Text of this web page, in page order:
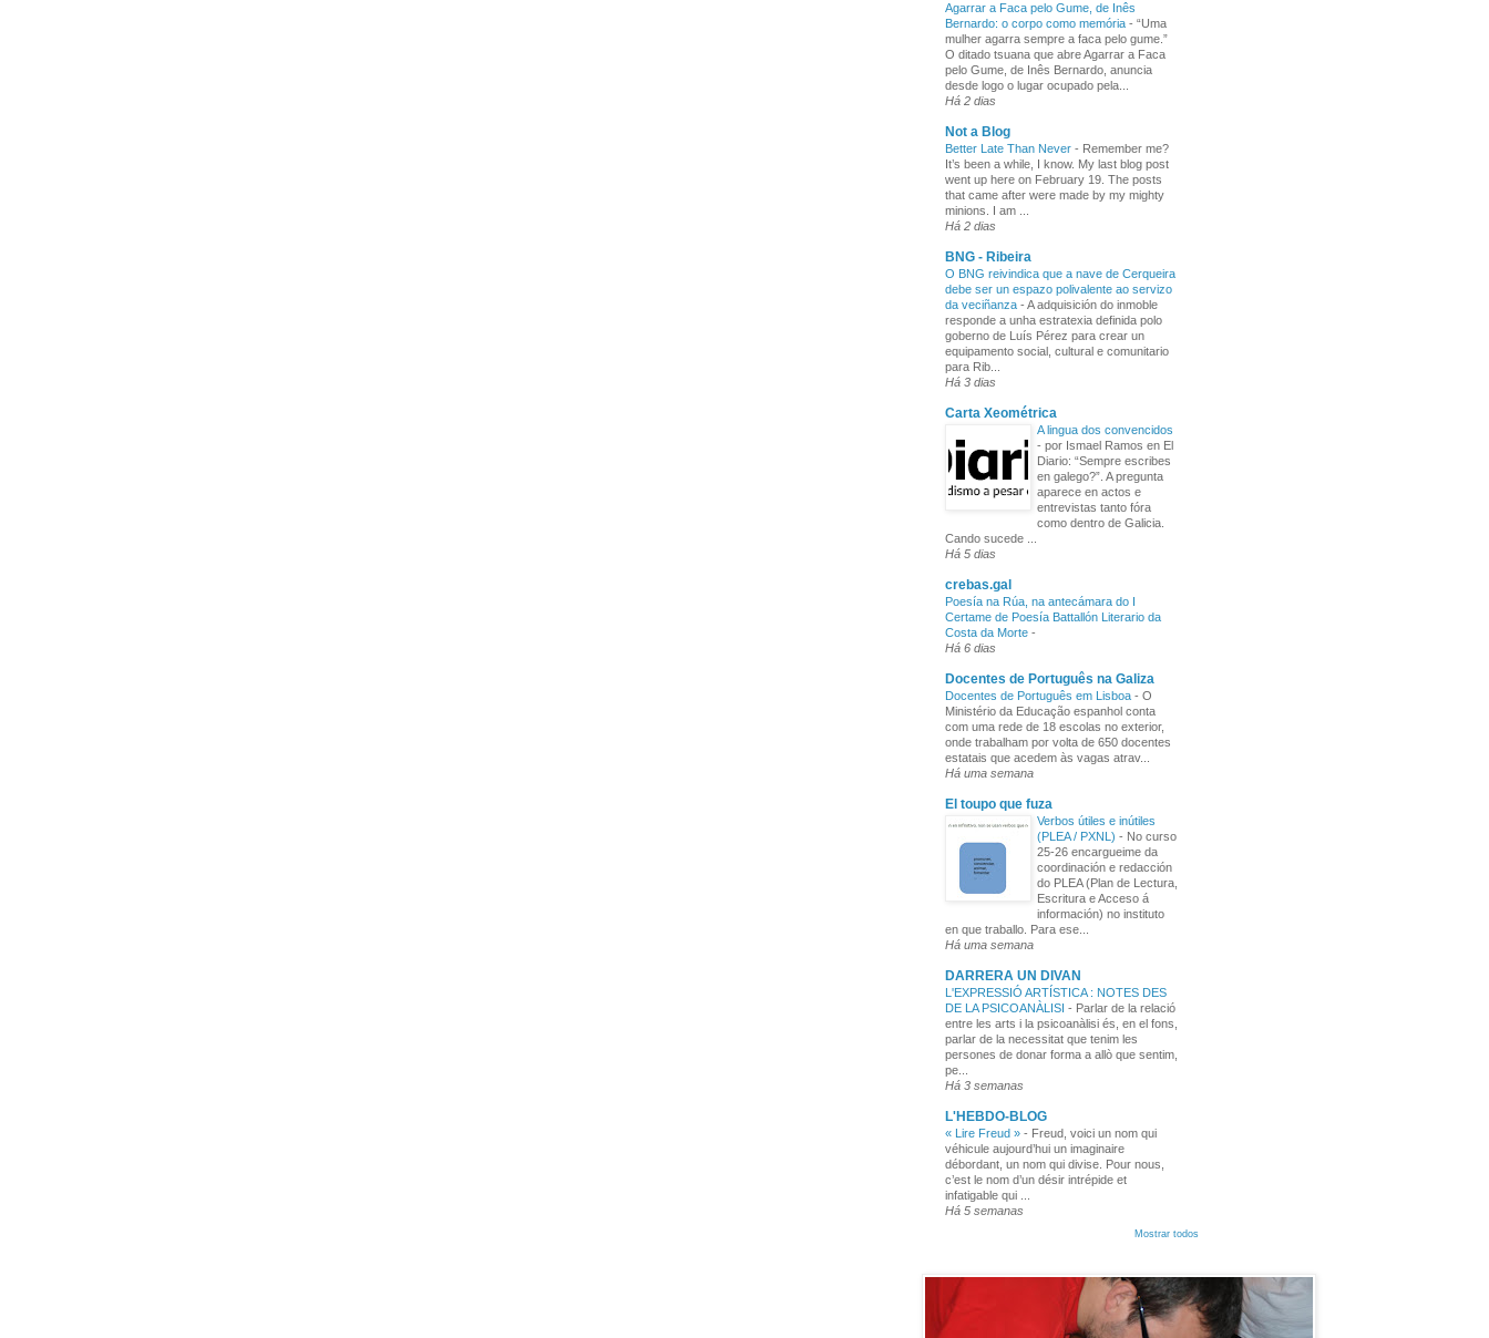
Agarrar a Faca pelo Gume, de Inês
Bernardo: o corpo como memória - “Uma
mulher agarra sempre a faca pelo gume.”
O ditado tsuana que abre Agarrar a Faca
pelo Gume, de Inês Bernardo, anuncia
desde logo o lugar ocupado pela...
Há 2 dias
Not a Blog
Better Late Than Never - Remember me?
It’s been a while, I know. My last blog post
went up here on February 19. The posts
that came after were made by my mighty
minions. I am ...
Há 2 dias
BNG - Ribeira
O BNG reivindica que a nave de Cerqueira
debe ser un espazo polivalente ao servizo
da veciñanza - A adquisición do inmoble
responde a unha estratexia definida polo
goberno de Luís Pérez para crear un
equipamento social, cultural e comunitario
para Rib...
Há 3 dias
Carta Xeométrica
A lingua dos convencidos
- por Ismael Ramos en El
Diario: “Sempre escribes
en galego?”. A pregunta
aparece en actos e
entrevistas tanto fóra
como dentro de Galicia.
Cando sucede ...
Há 5 dias
crebas.gal
Poesía na Rúa, na antecámara do I
Certame de Poesía Battallón Literario da
Costa da Morte -
Há 6 dias
Docentes de Português na Galiza
Docentes de Português em Lisboa - O
Ministério da Educação espanhol conta
com uma rede de 18 escolas no exterior,
onde trabalham por volta de 650 docentes
estatais que acedem às vagas atrav...
Há uma semana
El toupo que fuza
Verbos útiles e inútiles
(PLEA / PXNL) - No curso
25-26 encargueime da
coordinación e redacción
do PLEA (Plan de Lectura,
Escritura e Acceso á
información) no instituto
en que traballo. Para ese...
Há uma semana
DARRERA UN DIVAN
L'EXPRESSIÓ ARTÍSTICA : NOTES DES
DE LA PSICOANÀLISI - Parlar de la relació
entre les arts i la psicoanàlisi és, en el fons,
parlar de la necessitat que tenim les
persones de donar forma a allò que sentim,
pe...
Há 3 semanas
L'HEBDO-BLOG
« Lire Freud » - Freud, voici un nom qui
véhicule aujourd’hui un imaginaire
débordant, un nom qui divise. Pour nous,
c’est le nom d’un désir intrépide et
infatigable qui ...
Há 5 semanas
Mostrar todos